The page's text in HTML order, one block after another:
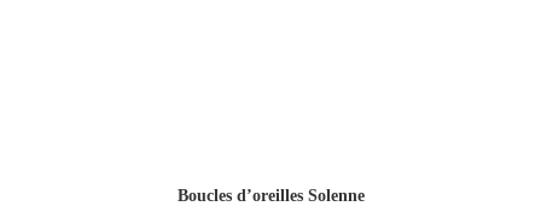
Boucles d’oreilles Solenne